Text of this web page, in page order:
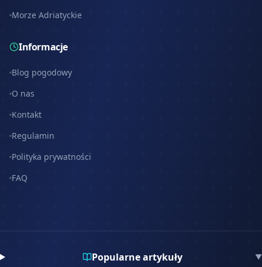
Morze Adriatyckie
Informacje
Blog pogodowy
O nas
Kontakt
Regulamin
Polityka prywatności
FAQ
Popularne artykuły ▼